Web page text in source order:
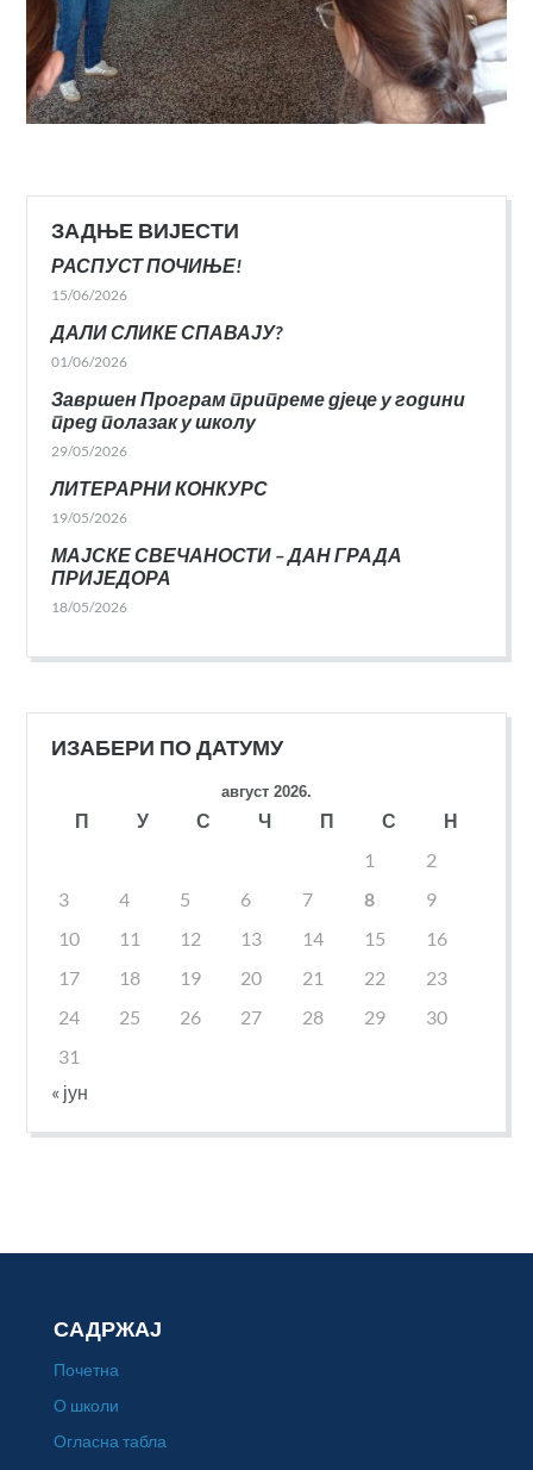
ЗАДЊЕ ВИЈЕСТИ
РАСПУСТ ПОЧИЊЕ!
15/06/2026
ДАЛИ СЛИКЕ СПАВАЈУ?
01/06/2026
Завршен Програм припреме дјеце у години
пред полазак у школу
29/05/2026
ЛИТЕРАРНИ КОНКУРС
19/05/2026
МАЈСКЕ СВЕЧАНОСТИ – ДАН ГРАДА
ПРИЈЕДОРА
18/05/2026
ИЗАБЕРИ ПО ДАТУМУ
август 2026.
П У С Ч П С
Н
1
2
3
4 5 6 7 8
9
10
11 12 13 14 15
16
17
18 19 20 21 22
23
24
25 26 27 28 29
30
31
« јун
САДРЖАЈ
Почетна
О школи
Огласна табла